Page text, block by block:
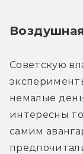
Советскую
немалые
интересны
самим